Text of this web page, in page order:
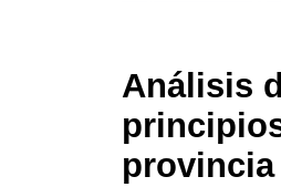
Análisis
provincia